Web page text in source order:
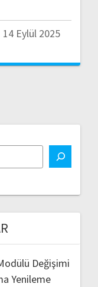
14 Eylül 2025
Değişimi
Yenileme